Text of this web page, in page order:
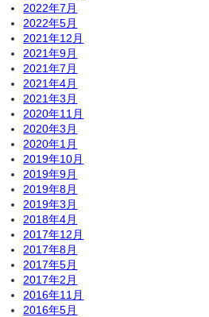
2022年7月
2022年5月
2021年12月
2021年9月
2021年7月
2021年4月
2021年3月
2020年11月
2020年3月
2020年1月
2019年10月
2019年9月
2019年8月
2019年3月
2018年4月
2017年12月
2017年8月
2017年5月
2017年2月
2016年11月
2016年5月